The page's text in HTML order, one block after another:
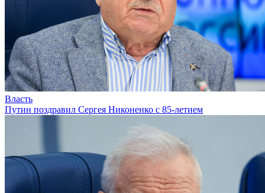
Власть
Путин поздравил Сергея Никоненко с 85-летием